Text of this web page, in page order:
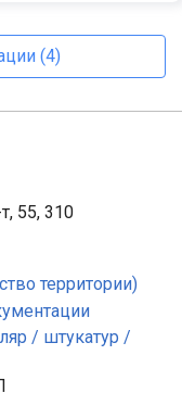
(4)
55, 310
территории)
/ штукатур /